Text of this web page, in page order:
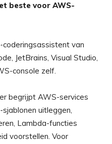
beste voor AWS-
van
JetBrains, Visual Studio,
console zelf.
begrijpt AWS-services
uitleggen,
Lambda-functies
voorstellen. Voor